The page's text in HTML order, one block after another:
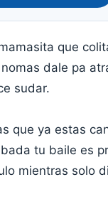
que
dale pa
sudar.
que ya estas
tu baile es
mientras solo